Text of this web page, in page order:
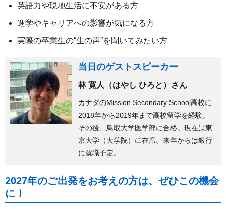
英語力や現地生活に不安がある方
進学やキャリアへの影響が気になる方
実際の卒業生の“生の声”を聞いてみたい方
当日のゲストスピーカー
林 寛人（はやし ひろと）さん
カナダのMission Secondary School高校に
2018年から2019年まで高校留学を経験。
その後、鳥取大学医学部に合格。現在は東
京大学（大学院）に在席。来年からは銀行
に就職予定。
2027年のご出発をお考えの方は、ぜひこの機会
に！